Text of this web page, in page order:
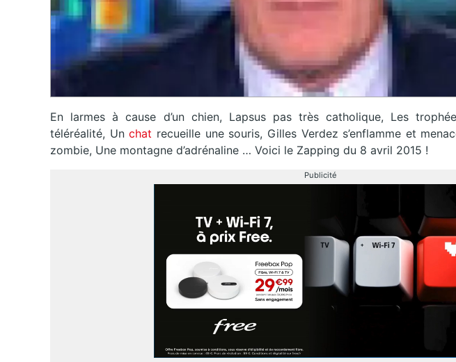
En larmes à cause d’un chien, Lapsus pas très catholique, Les
téléréalité, Unchat recueille une souris, Gilles Verdez s’enflamme et
zombie, Une montagne d’adrénaline … Voici le Zapping du 8 avril 2015 !
Publicité